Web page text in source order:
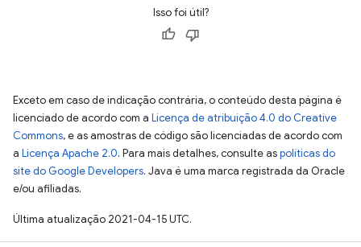
Isso foi útil?
Exceto em caso de indicação contrária, o conteúdo desta página é
licenciado de acordo com a Licença de atribuição 4.0 do Creative
Commons, e as amostras de código são licenciadas de acordo com
a Licença Apache 2.0. Para mais detalhes, consulte aspolíticas do
site do Google Developers. Java é uma marca registrada da Oracle
e/ou afiliadas.
Última atualização 2021-04-15 UTC.